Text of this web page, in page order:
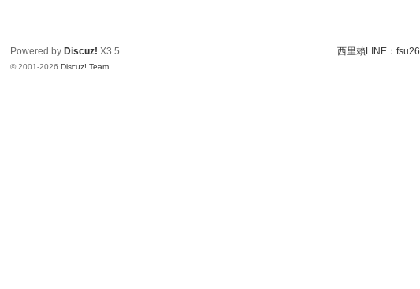
西里賴LINE：fsu26
Powered by Discuz! X3.5
© 2001-2026Discuz! Team